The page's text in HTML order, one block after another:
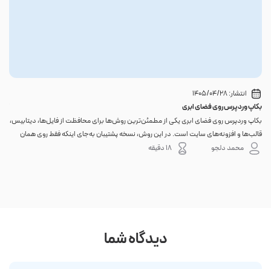
انتشار:1405/04/28
بکاپ وردپرس روی فضای ابری
بکاپ وردپرس روی فضای ابری یکی از مطمئن‌ترین روش‌ها برای محافظت از فایل‌ها، دیتابیس،
قالب‌ها و افزونه‌های سایت است. در این روش، نسخه پشتیبان به‌جای اینکه فقط روی همان
هاست اصلی باقی بماند، به یک فضای جداگانه منتقل می‌شود؛ بنابراین خرابی سرور، هک
محمد دلجو 18 دقیقه
دیدگاه شما